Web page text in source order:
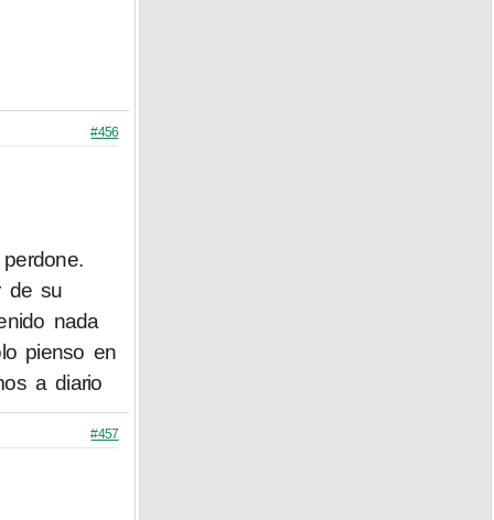
#456
de su
nada
pienso en
a diario
#457